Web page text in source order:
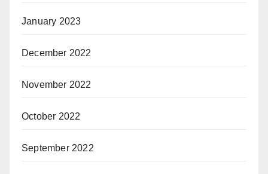
January 2023
December 2022
November 2022
October 2022
September 2022